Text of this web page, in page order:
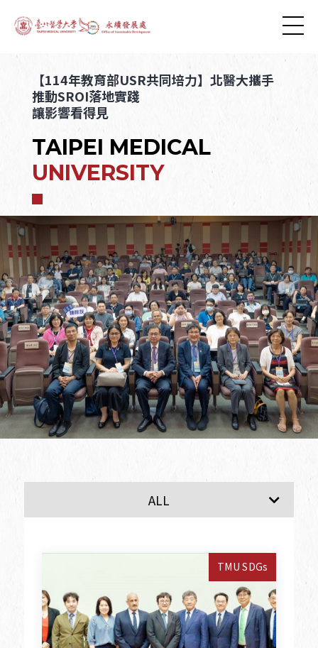
【114年教育部USR共同培力】北醫大攜手
推動SROI落地實踐
讓影響看得見
TAIPEI MEDICAL
UNIVERSITY
ALL
TMU SDGs